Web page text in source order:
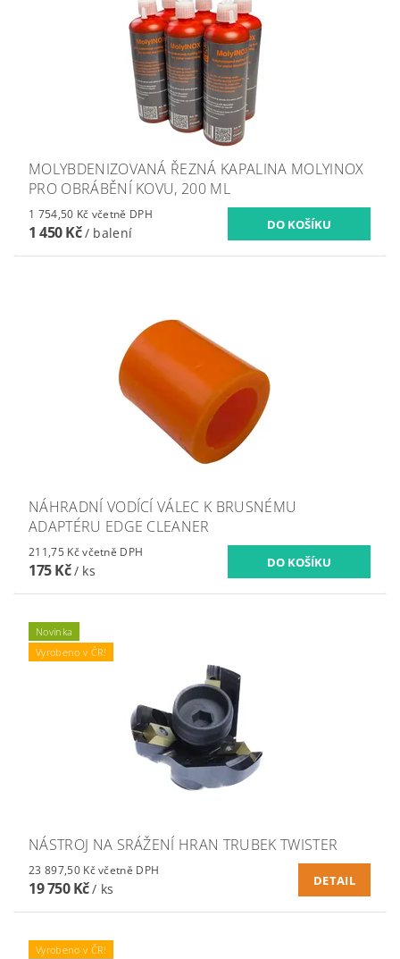
MOLYBDENIZOVANÁ ŘEZNÁ KAPALINA MOLYINOX
PRO OBRÁBĚNÍ KOVU, 200 ML
1 754,50 Kč včetně DPH
1 450 Kč/ balení
NÁHRADNÍ VODÍCÍ VÁLEC K BRUSNÉMU
ADAPTÉRU EDGE CLEANER
211,75 Kč včetně DPH
175 Kč/ ks
Novinka
Vyrobeno v ČR!
NÁSTROJ NA SRÁŽENÍ HRAN TRUBEK TWISTER
23 897,50 Kč včetně DPH
19 750 Kč/ ks
DETAIL
Vyrobeno v ČR!